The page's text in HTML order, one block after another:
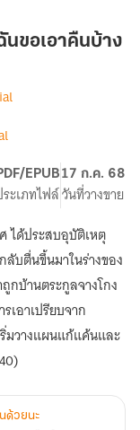
ขอเอาคืนบ้าง
EPUB
ะเภทไฟล์
17 ก.ค. 68
วันที่วางขาย
ได้ประสบอุบัติเหตุ
ลับตื่นขึ้นมาในร่างของ
กบ้านตระกูลจางโกง
เอาเปรียบจาก
มวางแผนแก้แค้นและ
ด้วยนะ